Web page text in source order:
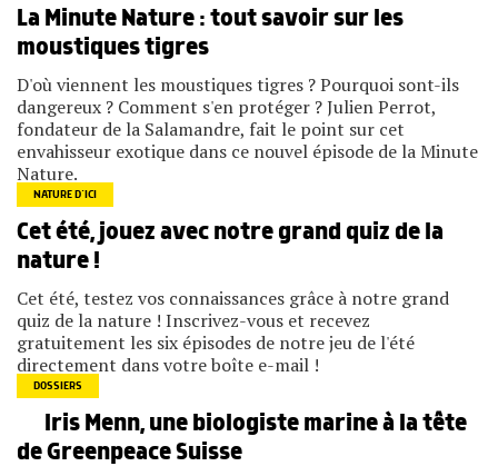
La Minute Nature : tout savoir sur les
moustiques tigres
D'où viennent les moustiques tigres ? Pourquoi sont-ils
dangereux ? Comment s'en protéger ? Julien Perrot,
fondateur de la Salamandre, fait le point sur cet
envahisseur exotique dans ce nouvel épisode de la Minute
Nature.
NATURE D’ICI
Cet été, jouez avec notre grand quiz de la
nature !
Cet été, testez vos connaissances grâce à notre grand
quiz de la nature ! Inscrivez-vous et recevez
gratuitement les six épisodes de notre jeu de l'été
directement dans votre boîte e-mail !
DOSSIERS
Iris Menn, une biologiste marine à la tête
de Greenpeace Suisse